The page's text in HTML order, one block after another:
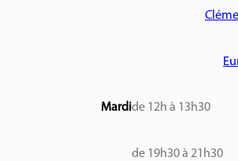
Mardide 12h à 13h30
de 19h30 à 21h30